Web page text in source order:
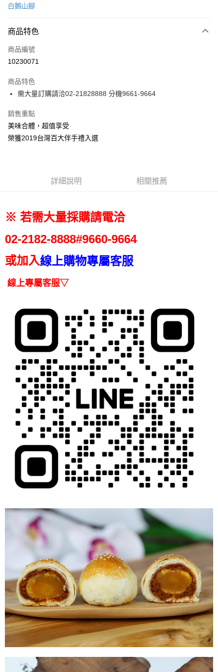
6 期 0 利率 每期
合作金庫商業銀行
上海商業儲蓄銀行
臺灣中小企業銀行
匯豐（台灣）商業銀行
華泰商業銀行
元大商業銀行
玉山商業銀行
台新國際商業銀行
LINE Pay
Apple Pay
街口支付
全盈+PAY
【大哥付你分期使用說明】
成交易。
3.實際核准額度、可分期數及費用金額請依後續交易確認頁面所載為準。
消。如遇「轉專審核」未通過狀況，表示未達大哥付你分期系統評分，恕無
【繳款方式說明】
1.分期款項不併入電信帳單，「大哥付你分期」於每月結算日後寄送繳費提
2.透過簡訊連結打開帳單後，可選擇「超商條碼／台灣大直營門市／銀行轉
【注意事項】
1.本服務係由「台灣大哥大股份有限公司」（以下簡稱本公司）所提供，讓
用戶於交易時，得透過本服務購買商品或服務，並由商店將買賣／分期付款
買賣價金債權讓與本公司後，依約使用本公司帳單繳交帳款。
2.基於同意付款使用「大哥付你分期」之契約關係目的，商店將以您的個人
資料（包含姓名、電話或地址）提供予台灣大哥大進項蒐集、處理及利用，
由本公司與您本人進行分期帳單所需資料之確認、核對及更正。
3.完整用戶服務條款，請詳閱以下連結：
https://oppay.tw/userRule
AFTEE先享後付
【關於「AFTEE先享後付」】
AFTEE先享後付是「在收到商品之後才付款」的支付方式。 讓您購物簡單
１．簡單：不需註冊會員、不需綁卡、不需儲值。
２．便利：只要手機號碼，簡訊認證，即可結帳。
３．安心：先確認商品／服務後，再付款。
１．於結帳方式選擇「AFTEE先享後付」後，將跳轉至「AFTEE先享後付」
結帳頁面，進行簡訊認證並確認金額後，即可完成結帳。
ATM／網路銀行／等多元方式進行付款，方視為交易完成。
※ 請注意：結帳手續完成當下不需立刻繳費，但若您需要取消訂單，請聯絡
購買商品的店家。未經商家同意取消之訂單仍視為有效，需透過AFTEE先享
後付繳納相關費用。
※ 交易是否成功請以「AFTEE先享後付 」之結帳頁面顯示為準，若有關於
是否繳費成功／繳費後需取消欲退款等相關疑問，請聯繫「AFTEE先享後付
客戶支援中心」
https://netprotections.freshdesk.com/support/home
【注意事項】
１．透過由恩沛科技股份有限公司提供之「AFTEE先享後付」服務完成之交
易，需依本服務之必要範圍內提供個人資料，並將交易相關給付款項請求債
權轉讓予恩沛科技股份有限公司。
２．關於個人資料處理事宜，請瀏覽以下網址：
https://aftee.tw/terms/#terms3
３．未成年的使用者請事先徵得法定代理人或監護人之同意方可使用
「AFTEE先享後付」，若未經同意申辦者引起之損失，本公司不負相關責
任。
４．使用「AFTEE先享後付」時，將依據個別帳號之用戶狀況，依本公司即
時審查核予不同之上限額度；若仍有額度不足之情形，本公司將視審查結果
請求用戶進行身份認證。
５．嚴禁一人註冊多個帳號或使用他人資訊註冊。若發現惡意使用之情形，
ATM付款
運送方式
白鵝山腳-常溫宅配
白鵝山腳
商品特色
商品編號
10230071
商品特色
需大量訂購請洽02-21828888 分機9661-9664
銷售重點
美味合體，超值享受
榮獲2019台灣百大伴手禮入選
詳細說明 相關推薦
※ 若需大量採購請電洽
02-2182-8888#9660-9664
或加入線上購物專屬客服
線上專屬客服▽